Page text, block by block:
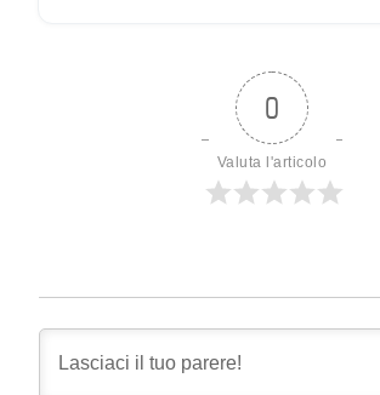
0
Valuta l'articolo